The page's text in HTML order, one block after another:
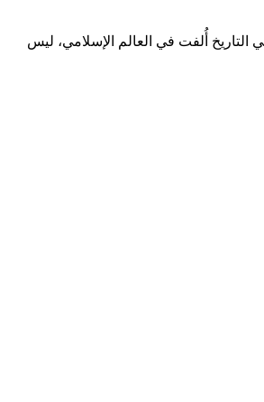
في التاريخ أُلفت في العالم الإسلامي، ليس